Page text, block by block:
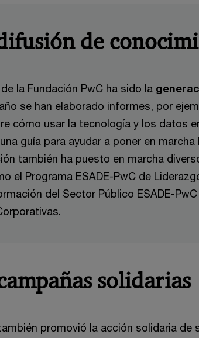
de
la Fundación PwC ha sido la
se han elaborado informes, por
cómo usar la tecnología y los datos
guía para ayudar a poner en
también ha puesto en marcha
el Programa ESADE-PwC de
del Sector Público ESADE-
solidarias
promovió la acción solidaria de